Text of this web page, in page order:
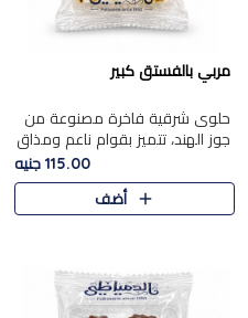
مربي بالفستق كبير
حلوى شرقية فاخرة مصنوعة من
جوز الهند، تتميز بقوام ناعم ومذاق
غني، وتزين بقطع من الفستق
الفاخر التي تضيف عليها قرمشة
115.00 جنيه
أضف